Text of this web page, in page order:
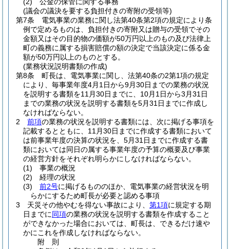
(議会の議決を要する負担付きの寄附の受領等)
第7条
電気事業の業務に関し法第40条第2項の規定により条
例で定めるものは、負担付きの寄附又は贈与の受領でその
金額又はその目的物の価額が50万円以上のもの及び法律上
町の義務に属する損害賠償の額の決定で当該決定に係る金
額が50万円以上のものとする。
(業務状況説明書類の作成)
第8条
町長は、電気事業に関し、法第40条の2第1項の規定
により、毎事業年度4月1日から9月30日までの業務の状況
を説明する書類を11月30日までに、10月1日から3月31日
までの業務の状況を説明する書類を5月31日までに作成し
なければならない。
2
前項の業務の状況を説明する書類には、次に掲げる事項を
記載するとともに、11月30日までに作成する書類において
は前事業年度の決算の状況を、5月31日までに作成する書
類においては同日の属する事業年度の予算の概要及び事業
の経営方針をそれぞれ明らかにしなければならない。
(1)
事業の概況
(2)
経理の状況
(3)
前2号に掲げるもののほか、電気事業の経営状況を明
らかにするため町長が必要と認める事項
3
天災その他やむを得ない事故により、 第1項に規定する期
日までに同項の業務の状況を説明する書類を作成すること
ができなかった場合においては、町長は、できるだけ速や
かにこれを作成しなければならない。
附 則